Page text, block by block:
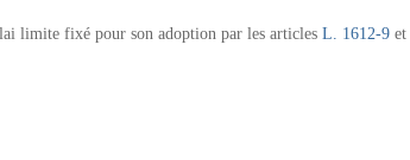
limite fixé pour son adoption par les articles L. 1612-9 et